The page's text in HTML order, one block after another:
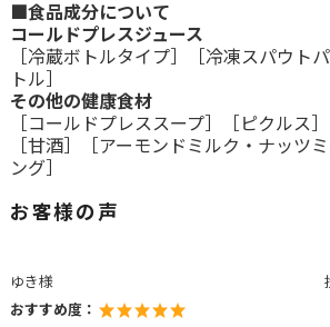
■食品成分について
コールドプレスジュース
冷蔵ボトルタイプ］［ 冷凍スパウト
トル
その他の健康食材
コールドプレススープ］［ ピクルス
甘酒］［ アーモンドミルク・ナッツ
ング］
お客様の声
ゆき様
おすすめ度：